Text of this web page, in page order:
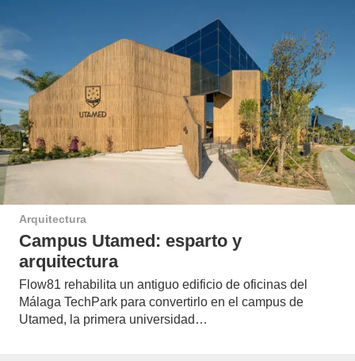
Arquitectura
Campus Utamed: esparto y
arquitectura
Flow81 rehabilita un antiguo edificio de oficinas del
Málaga TechPark para convertirlo en el campus de
Utamed, la primera universidad…